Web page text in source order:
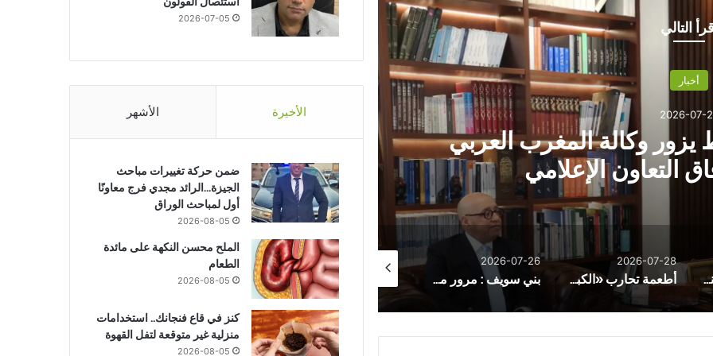
التالي
أخبار
2026-07-
يزور وكالة المغرب العربي
التعاون الإعلامي
الإيجابية السامة… عندما يتحول
الإيجابية السامة… عندما يتحول التفاؤل إلى عبء نفسي
2026-07-28
أطعمة تحارب «الكبد الدهني» وتدعم وظائفه
2026-07-26
بني سويف : مرور مفاجئ على وحدات ناصر الصحية لمتابعة العمل والخدمات
2026-07-30
عدوى فطرية صامتة قد تتحول لتهديد قاتل
2026-07-29
2026-07-05
الأخيرة الأشهر
ضمن حركة تغييرات مباحث
الجيزة…الرائد مجدي فرج معاونًا
أول لمباحث الوراق
2026-08-05
الملح محسن النكهة على مائدة
الطعام
2026-08-05
كنز في قاع فنجانك.. استخدامات
منزلية غير متوقعة لتفل القهوة
2026-08-05